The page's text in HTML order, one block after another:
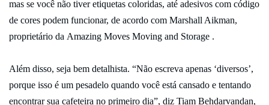
mas se você não tiver etiquetas coloridas, até adesivos com código
de cores podem funcionar, de acordo com Marshall Aikman,
proprietário da Amazing Moves Moving and Storage .
Além disso, seja bem detalhista. “Não escreva apenas ‘diversos’,
porque isso é um pesadelo quando você está cansado e tentando
encontrar sua cafeteira no primeiro dia”, diz Tiam Behdarvandan,